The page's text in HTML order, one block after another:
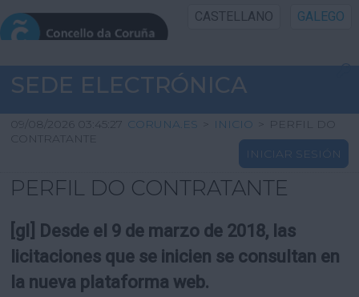
CASTELLANO GALEGO
INICIO SEDE
INICIO
INFORMACIÓN PÚBLICA
UTILIDADES
SEDE ELECTRÓNICA
09/08/2026 03:45:27 CORUNA.ES > INICIO > PERFIL DO
CONTRATANTE
INICIAR SESIÓN
PERFIL DO CONTRATANTE
[gl] Desde el 9 de marzo de 2018, las
licitaciones que se inicien se consultan en
la nueva plataforma web.